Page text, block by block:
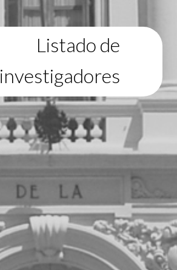
Listado de
investigadores